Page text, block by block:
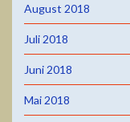
August 2018
Juli 2018
Juni 2018
Mai 2018